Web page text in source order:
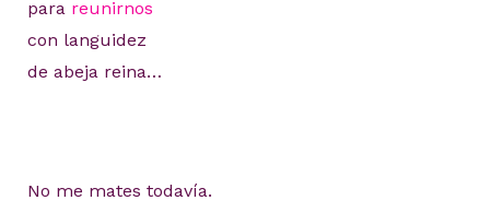
para reunirnos
con languidez
de abeja reina…
No me mates todavía.